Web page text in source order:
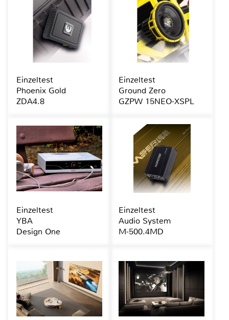
Einzeltest
Phoenix Gold
ZDA4.8
Einzeltest
Ground Zero
GZPW 15NEO-XSPL
Einzeltest
YBA
Design One
Einzeltest
Audio System
M-500.4MD